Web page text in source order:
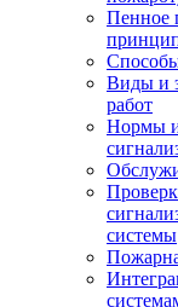
Пенное
Виды и
работ
Нормы и
системы